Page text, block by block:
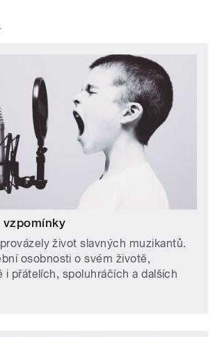
vzpomínky
život slavných muzikantů.
osobnosti o svém životě,
i přátelích, spoluhráčích a dalších